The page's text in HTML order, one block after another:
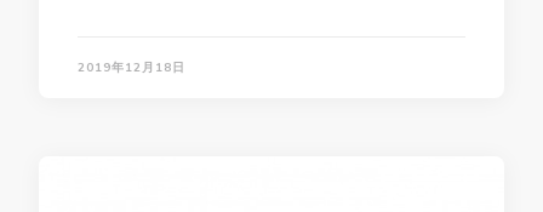
2019年12月18日